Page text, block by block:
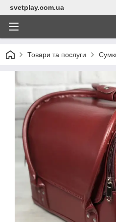
svetplay.com.ua
Товари та послуги